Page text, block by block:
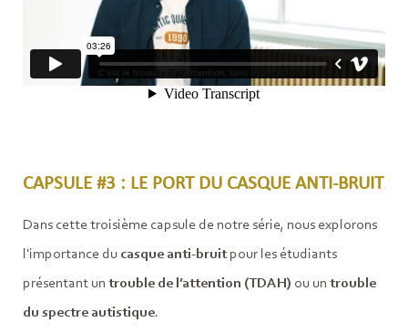
CAPSULE #3 : LE PORT DU CASQUE ANTI-BRUIT
Dans cette troisième capsule de notre série, nous explorons
l'importance du casque anti-bruitpour les étudiants
présentant un trouble de l’attention (TDAH) ou un trouble
du spectre autistique.